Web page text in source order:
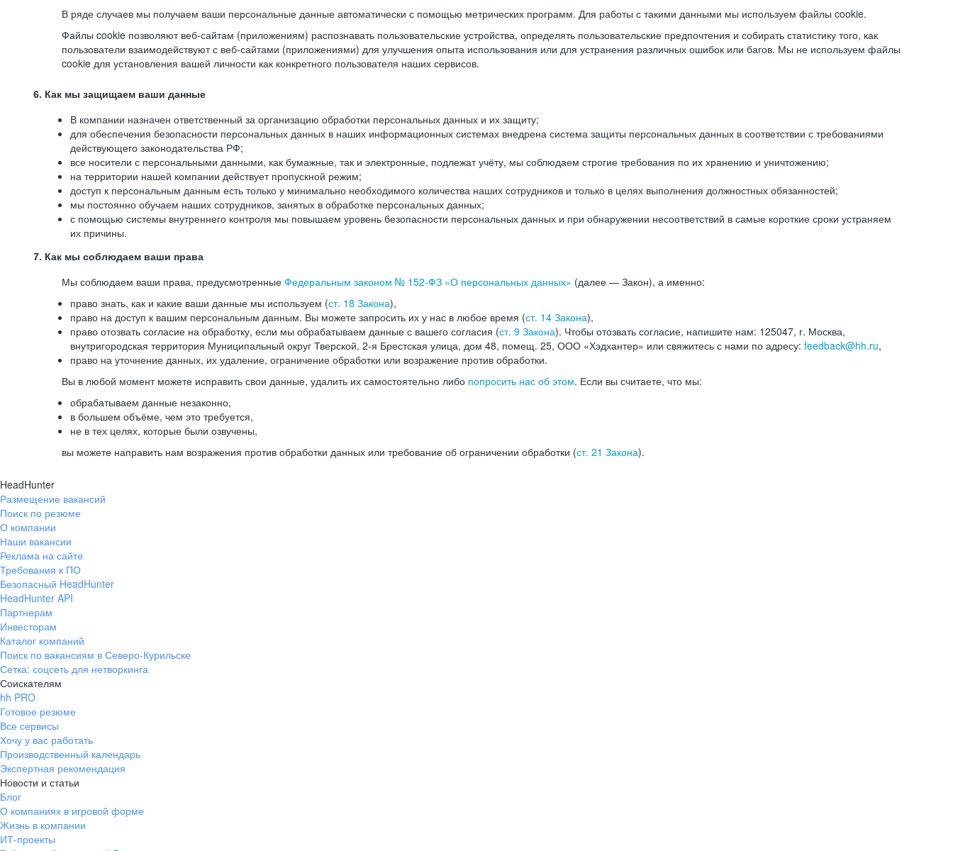
В ряде случаев мы получаем ваши персональные данные автоматически с помощью метрических программ. Для работы с такими данными мы используем файлы cookie.
Файлы cookie позволяют веб-сайтам (приложениям) распознавать пользовательские устройства, определять пользовательские предпочтения и собирать статистику того, как
пользователи взаимодействуют с веб-сайтами (приложениями) для улучшения опыта использования или для устранения различных ошибок или багов. Мы не используем файлы
cookie для установления вашей личности как конкретного пользователя наших сервисов.
6. Как мы защищаем ваши данные
В компании назначен ответственный за организацию обработки персональных данных и их защиту;
для обеспечения безопасности персональных данных в наших информационных системах внедрена система защиты персональных данных в соответствии с требованиями
действующего законодательства РФ;
все носители с персональными данными, как бумажные, так и электронные, подлежат учёту, мы соблюдаем строгие требования по их хранению и уничтожению;
на территории нашей компании действует пропускной режим;
доступ к персональным данным есть только у минимально необходимого количества наших сотрудников и только в целях выполнения должностных обязанностей;
мы постоянно обучаем наших сотрудников, занятых в обработке персональных данных;
с помощью системы внутреннего контроля мы повышаем уровень безопасности персональных данных и при обнаружении несоответствий в самые короткие сроки устраняем
их причины.
7. Как мы соблюдаем ваши права
Мы соблюдаем ваши права, предусмотренные Федеральным законом № 152-ФЗ «О персональных данных» (далее — Закон), а именно:
право знать, как и какие ваши данные мы используем (ст. 18 Закона),
право на доступ к вашим персональным данным. Вы можете запросить их у нас в любое время (ст. 14 Закона),
право отозвать согласие на обработку, если мы обрабатываем данные с вашего согласия (ст. 9 Закона). Чтобы отозвать согласие, напишите нам: 125047, г. Москва,
внутригородская территория Муниципальный округ Тверской, 2-я Брестская улица, дом 48, помещ. 25, ООО «Хэдхантер» или свяжитесь с нами по адресу: feedback@hh.ru,
право на уточнение данных, их удаление, ограничение обработки или возражение против обработки.
Вы в любой момент можете исправить свои данные, удалить их самостоятельно либо попросить нас об этом. Если вы считаете, что мы:
обрабатываем данные незаконно,
в большем объёме, чем это требуется,
не в тех целях, которые были озвучены,
вы можете направить нам возражения против обработки данных или требование об ограничении обработки (ст. 21 Закона).
HeadHunter
Размещение вакансий
Поиск по резюме
О компании
Наши вакансии
Реклама на сайте
Требования к ПО
Безопасный HeadHunter
HeadHunter API
Партнерам
Инвесторам
Каталог компаний
Поиск по вакансиям в Северо-Курильске
Сетка: соцсеть для нетворкинга
Соискателям
hh PRO
Готовое резюме
Все сервисы
Хочу у вас работать
Производственный календарь
Экспертная рекомендация
Новости и статьи
Блог
О компаниях в игровой форме
Жизнь в компании
ИТ-проекты